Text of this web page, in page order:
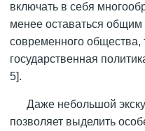
включать в себя
менее оставаться
современного
государственная
5].
Даже небольшой
позволяет выделить